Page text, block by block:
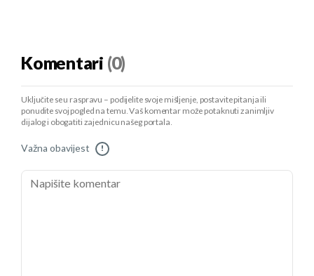
Komentari (0)
Uključite se u raspravu – podijelite svoje mišljenje, postavite pitanja ili
ponudite svoj pogled na temu. Vaš komentar može potaknuti zanimljiv
dijalog i obogatiti zajednicu našeg portala.
Važna obavijest !